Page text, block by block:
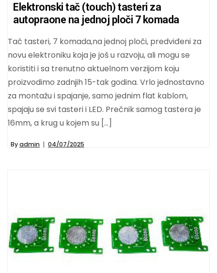
Elektronski tač (touch) tasteri za
autopraone na jednoj ploči 7 komada
Tač tasteri, 7 komada,na jednoj ploči, predviđeni za
novu elektroniku koja je još u razvoju, ali mogu se
koristiti i sa trenutno aktuelnom verzijom koju
proizvodimo zadnjih 15-tak godina. Vrlo jednostavno
za montažu i spajanje, samo jednim flat kablom,
spajaju se svi tasteri i LED. Prečnik samog tastera je
16mm, a krug u kojem su […]
Byadmin 04/07/2025